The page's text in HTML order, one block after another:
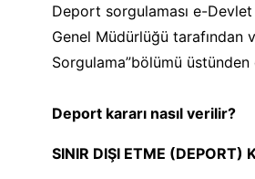
Deport sorgulaması e-
Genel Müdürlüğü tarafından
Sorgulama”bölümü
Deport kararı nasıl verilir?
SINIR DIŞI ETME (DEPORT)